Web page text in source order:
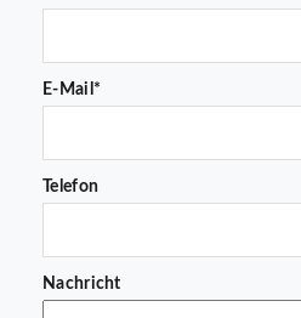
E-Mail*
Telefon
Nachricht